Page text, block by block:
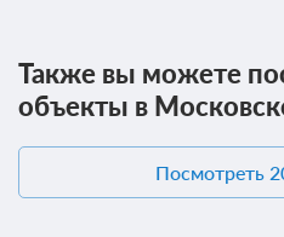
Также вы можете
объекты в
Посмотреть